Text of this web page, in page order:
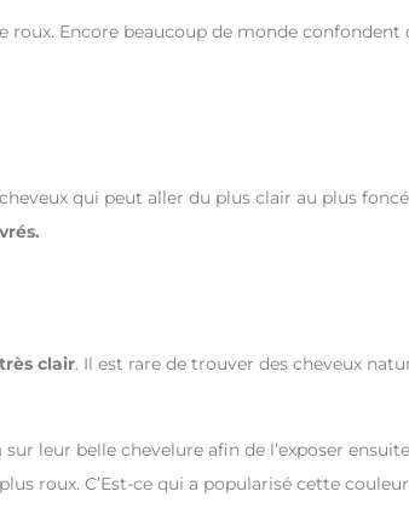
roux. Encore beaucoup de monde confondent
qui peut aller du plus clair au plus
clair. Il est rare de trouver des cheveux
sur leur belle chevelure afin de l’exposer
roux. C’Est-ce qui a popularisé cette